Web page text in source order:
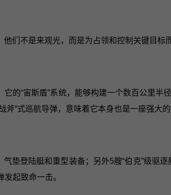
们不是来观光，而是为占领和控制关键目标
它的“宙斯盾”系统，能够构建一个数百公里半
”式巡航导弹，意味着它本身也是一座强大的
垫登陆艇和重型装备；另外5艘“伯克”级驱
起致命一击。